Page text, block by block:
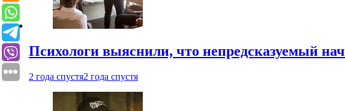
Психологи выяснили, что непредсказуемый
2 года спустя2 года спустя